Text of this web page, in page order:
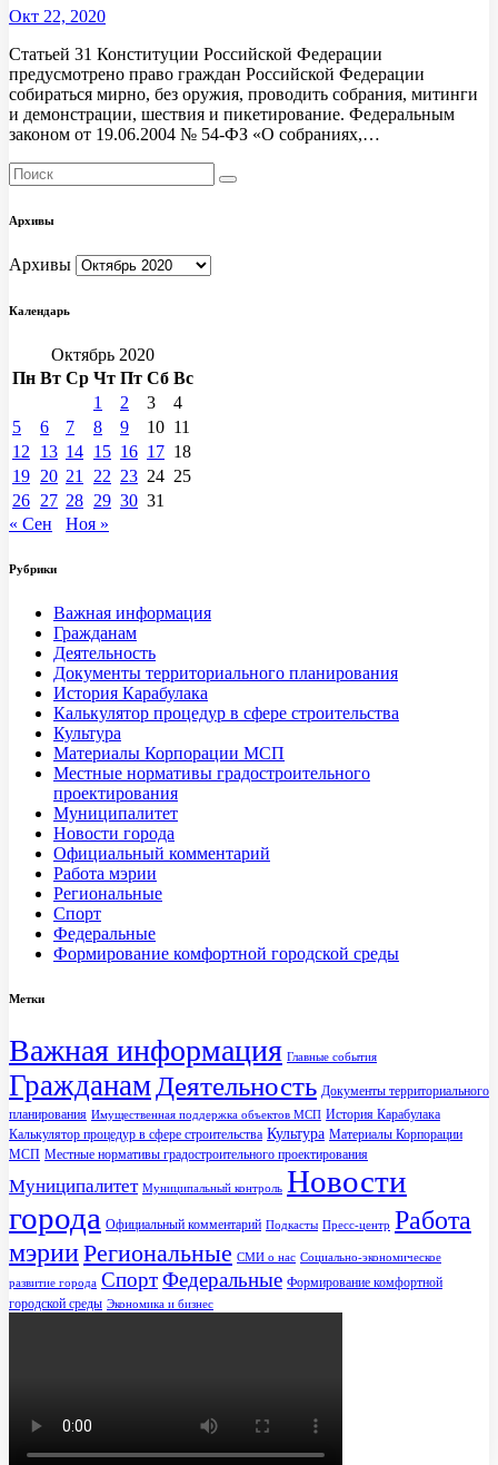
Окт 22, 2020
Статьей 31 Конституции Российской Федерации
предусмотрено право граждан Российской Федерации
собираться мирно, без оружия, проводить собрания, митинги
и демонстрации, шествия и пикетирование. Федеральным
законом от 19.06.2004 № 54-ФЗ «О собраниях,…
Архивы
Архивы
Календарь
Октябрь 2020
Пн Вт Ср Чт Пт Сб Вс
1
2 3
4
5
6 7 8 9 10 11
12
13 14 15 16 17 18
19 20 21 22 23 24 25
26 27 28 29 30 31
« Сен
Ноя »
Рубрики
Важная информация
Гражданам
Деятельность
Документы территориального планирования
История Карабулака
Калькулятор процедур в сфере строительства
Культура
Материалы Корпорации МСП
Местные нормативы градостроительного
проектирования
Муниципалитет
Новости города
Официальный комментарий
Работа мэрии
Региональные
Спорт
Федеральные
Формирование комфортной городской среды
Метки
Важная информация Главные события
Гражданам Деятельность Документы территориального
планирования Имущественная поддержка объектов МСП История Карабулака
Калькулятор процедур в сфере строительства Культура Материалы Корпорации
МСП Местные нормативы градостроительного проектирования
Муниципалитет Муниципальный контроль Новости
города Официальный комментарий Подкасты Пресс-центр Работа
мэрииРегиональные СМИ о нас Социально-экономическое
развитие города СпортФедеральные Формирование комфортной
городской среды Экономика и бизнес